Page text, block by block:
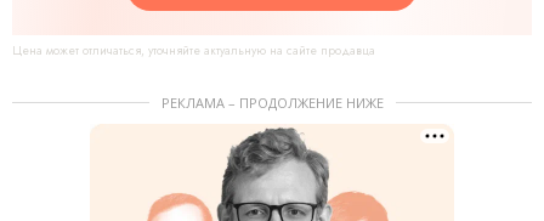
Цена может отличаться, уточняйте актуальную на сайте продавца
РЕКЛАМА – ПРОДОЛЖЕНИЕ НИЖЕ